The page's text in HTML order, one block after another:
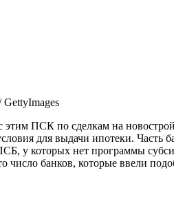
ПСК по сделкам на
для выдачи ипотеки. Часть
у которых нет программы
число банков, которые ввели